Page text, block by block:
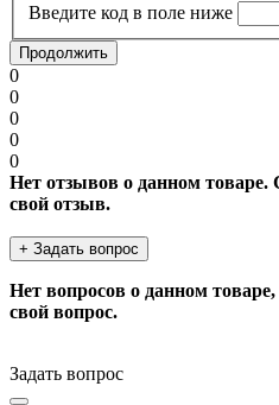
Введите код в поле ниже
Продолжить
0
0
0
0
0
Нет отзывов о данном товаре.
свой отзыв.
+ Задать вопрос
Нет вопросов о данном
свой вопрос.
Задать вопрос